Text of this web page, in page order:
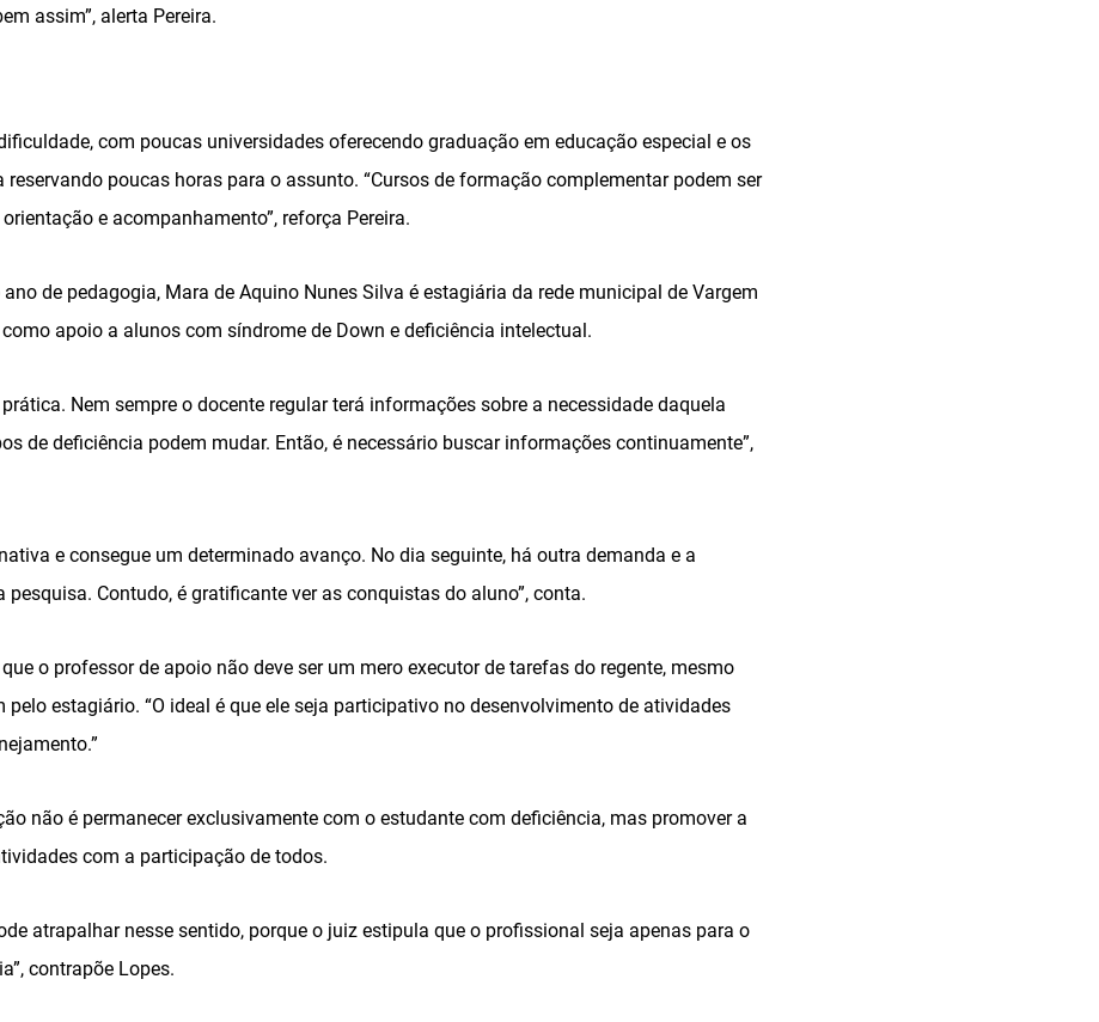
assim”, alerta Pereira.
com poucas universidades oferecendo graduação em educação especial e os
reservando poucas horas para o assunto. “Cursos de formação complementar podem ser
e acompanhamento”, reforça Pereira.
de pedagogia, Mara de Aquino Nunes Silva é estagiária da rede municipal de Vargem
apoio a alunos com síndrome de Down e deficiência intelectual.
prática. Nem sempre o docente regular terá informações sobre a necessidade daquela
de deficiência podem mudar. Então, é necessário buscar informações continuamente”,
e consegue um determinado avanço. No dia seguinte, há outra demanda e a
pesquisa. Contudo, é gratificante ver as conquistas do aluno”, conta.
o professor de apoio não deve ser um mero executor de tarefas do regente, mesmo
pelo estagiário. “O ideal é que ele seja participativo no desenvolvimento de atividades
não é permanecer exclusivamente com o estudante com deficiência, mas promover a
com a participação de todos.
atrapalhar nesse sentido, porque o juiz estipula que o profissional seja apenas para o
contrapõe Lopes.